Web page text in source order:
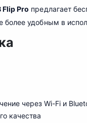
Flip Pro предлагает
удобным в
через Wi-Fi и
качества